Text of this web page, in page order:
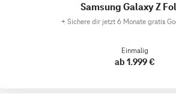
Samsung Galaxy Z
+ Sichere dir jetzt 6 Monate gratis
Einmalig
ab 1.999 €